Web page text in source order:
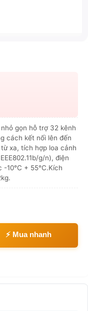
gọn hỗ trợ 32 kênh
cách kết nối lên đến
xa, tích hợp loa cảnh
g/n), điện
10°C + 55°C.Kích
⚡ Mua nhanh